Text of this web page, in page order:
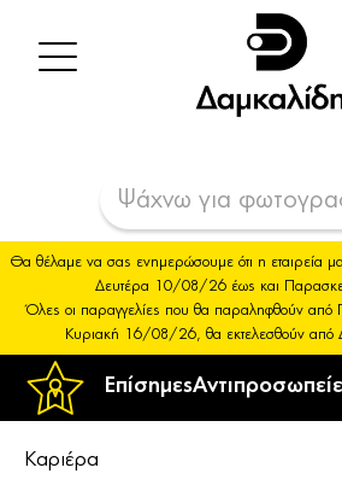
Επίσημες
Θα θέλαμε να σας ενημερώσουμε ότι η εταιρεία
Δευτέρα 10/08/26 έως και
Όλες οι παραγγελίες που θα παραληφθούν
Κυριακή 16/08/26, θα εκτελεσθούν
Καριέρα